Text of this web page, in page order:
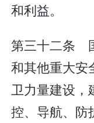
和利益。
第三十二条
和其他重大安
卫力量建设，
控、导航、防